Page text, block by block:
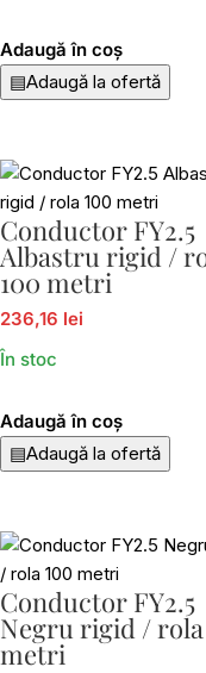
Adaugă în coș
▤Adaugă la ofertă
Conductor FY2.5
Albastru rigid / rola
100 metri
236,16 lei
În stoc
Adaugă în coș
▤Adaugă la ofertă
Conductor FY2.5
Negru rigid / rola 100
metri